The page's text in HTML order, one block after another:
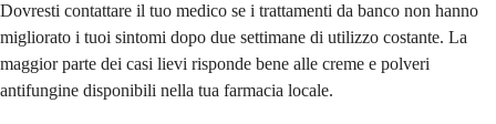
Dovresti contattare il tuo medico se i trattamenti da banco non hanno
migliorato i tuoi sintomi dopo due settimane di utilizzo costante. La
maggior parte dei casi lievi risponde bene alle creme e polveri
antifungine disponibili nella tua farmacia locale.